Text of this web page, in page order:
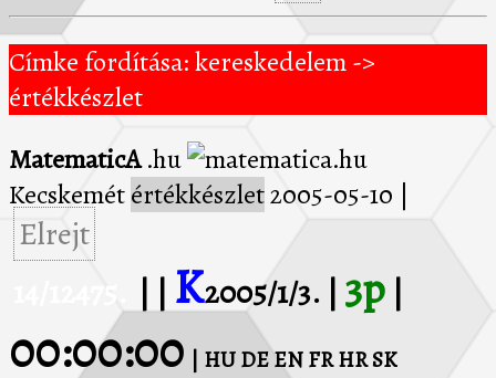
Címke fordítása: kereskedelem ->
értékkészlet
MatematicA.hu
Kecskemétértékkészlet2005-05-10
Elrejt
K2005/1/3. | 3p
00:00:00 | HUDEENFRHRSK